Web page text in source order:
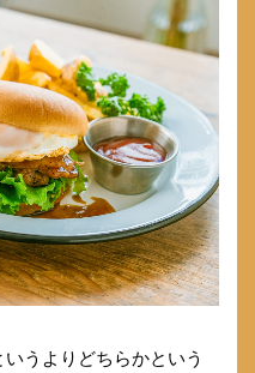
うよりどちらかという